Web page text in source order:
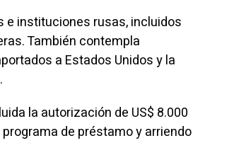
instituciones rusas, incluidos
También contempla
a Estados Unidos y la
la autorización de US$ 8.000
de préstamo y arriendo